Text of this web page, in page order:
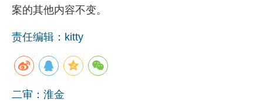
案的其他内容不变。
责任编辑：kitty
二审：淮金